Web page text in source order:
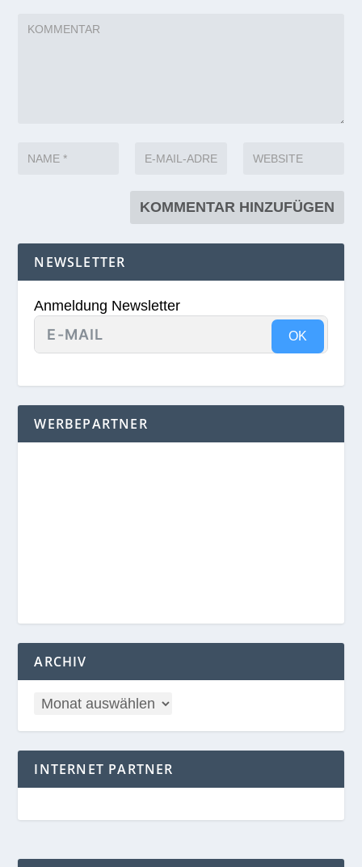
NEWSLETTER
Anmeldung Newsletter
OK
WERBEPARTNER
ARCHIV
INTERNET PARTNER